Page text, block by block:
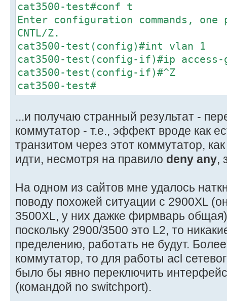
cat3500-test#conf t
Enter configuration commands,
CNTL/Z.
cat3500-test(config)#int vlan 1
cat3500-test(config-if)#ip access-
cat3500-test(config-if)#^Z
cat3500-test#
...и получаю странный результат -
коммутатор - т.е., эффект вроде как
транзитом через этот коммутатор,
идти, несмотря на правило deny any,
На одном из сайтов мне удалось
поводу похожей ситуации с 2900XL
3500XL, у них дажке фирмварь
поскольку 2900/3500 это L2, то
пределению, работать не будут.
коммутатор, то для работы acl
было бы явно переключить
(командой no switchport).